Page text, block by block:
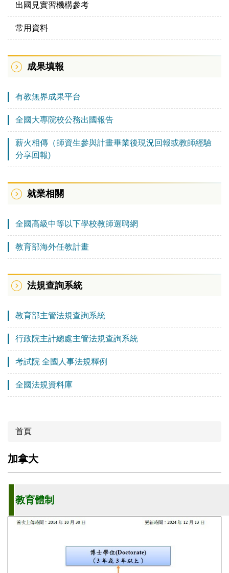
出國見實習機構參考
常用資料
成果填報
有教無界成果平台
全國大專院校公務出國報告
薪火相傳（師資生參與計畫畢業後現況回報或教師經驗
分享回報)
就業相關
全國高級中等以下學校教師選聘網
教育部海外任教計畫
法規查詢系統
教育部主管法規查詢系統
行政院主計總處主管法規查詢系統
考試院 全國人事法規釋例
全國法規資料庫
首頁
加拿大
教育體制